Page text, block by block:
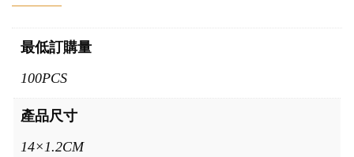
最低訂購量
100PCS
產品尺寸
14×1.2CM